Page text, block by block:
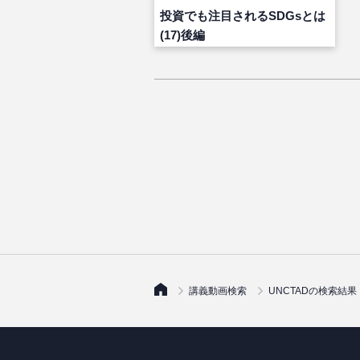
投資でも注目されるSDGsとは
(17)後編
講義動画検索 UNCTADの検索結果